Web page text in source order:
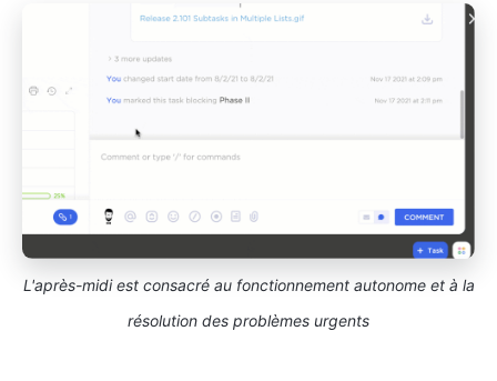
L'après-midi est consacré au fonctionnement autonome et à la
résolution des problèmes urgents